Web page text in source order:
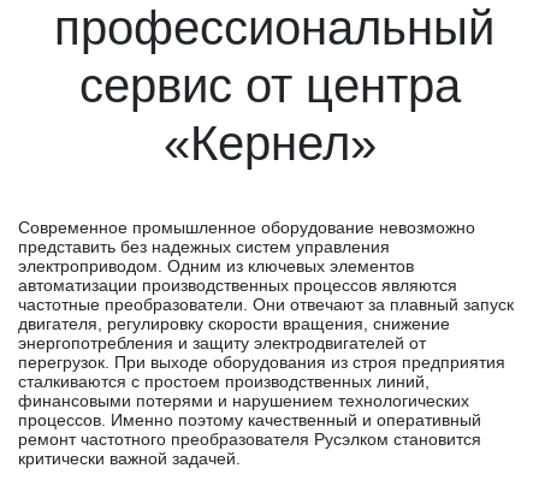
профессиональный
сервис от центра
«Кернел»
Современное промышленное оборудование невозможно
представить без надежных систем управления
электроприводом. Одним из ключевых элементов
автоматизации производственных процессов являются
частотные преобразователи. Они отвечают за плавный запуск
двигателя, регулировку скорости вращения, снижение
энергопотребления и защиту электродвигателей от
перегрузок. При выходе оборудования из строя предприятия
сталкиваются с простоем производственных линий,
финансовыми потерями и нарушением технологических
процессов. Именно поэтому качественный и оперативный
ремонт частотного преобразователя Русэлком становится
критически важной задачей.